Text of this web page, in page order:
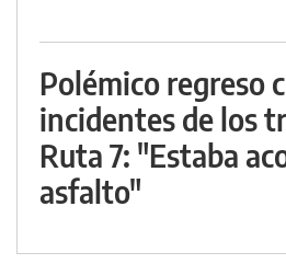
Polémico regreso
incidentes de los
Ruta 7: "Estaba
asfalto"